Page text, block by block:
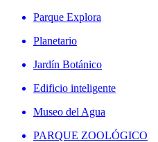
Parque Explora
Planetario
Jardín Botánico
Edificio inteligente
Museo del Agua
PARQUE ZOOLÓGICO